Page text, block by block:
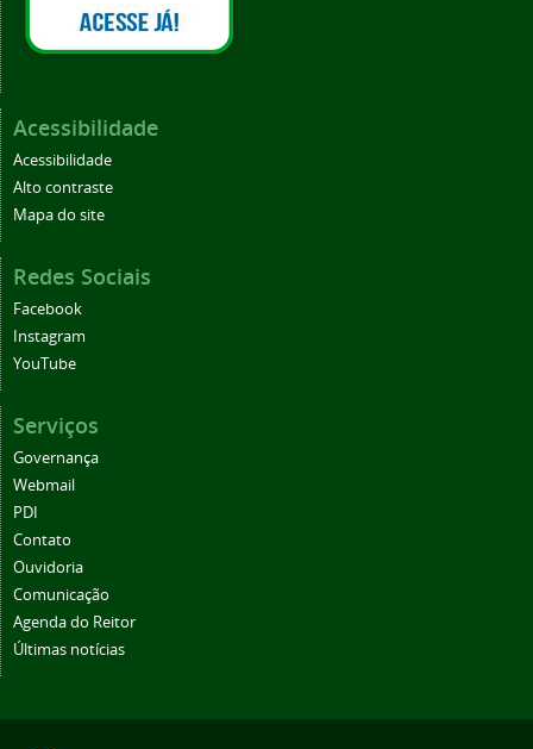
Acessibilidade
Acessibilidade
Alto contraste
Mapa do site
Redes Sociais
Facebook
Instagram
YouTube
Serviços
Governança
Webmail
PDI
Contato
Ouvidoria
Comunicação
Agenda do Reitor
Últimas notícias